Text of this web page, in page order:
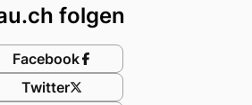
folgen
Facebook
Twitter